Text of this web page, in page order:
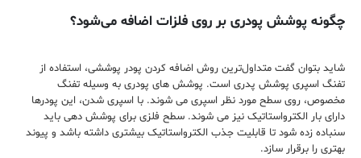
چگونه پوشش پودری بر روی فلزات اضافه می‌شود؟
شاید بتوان گفت متداول‌ترین روش اضافه کردن پودر پوششی، استفاده از
تفنگ اسپری پوشش پدری است. پوشش های پودری به وسیله تفنگ
مخصوص، روی سطح مورد نظر اسپری می شوند. با اسپری شدن، این پودرها
دارای بار الکترواستاتیک نیز می شوند. سطح فلزی برای پوشش دهی باید
سنباده زده شود تا قابلیت جذب الکترواستاتیک بیشتری داشته باشد و پیوند
بهتری را برقرار سازد.